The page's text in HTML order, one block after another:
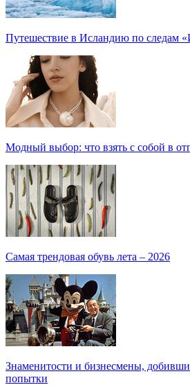
Путешествие в Исландию по следам
Модный выбор: что взять с собой в
Самая трендовая обувь лета – 2026
Знаменитости и бизнесмены,
попытки